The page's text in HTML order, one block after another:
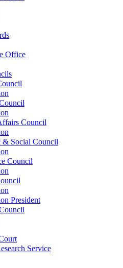
Office
Council
Social Council
Council
President
Service